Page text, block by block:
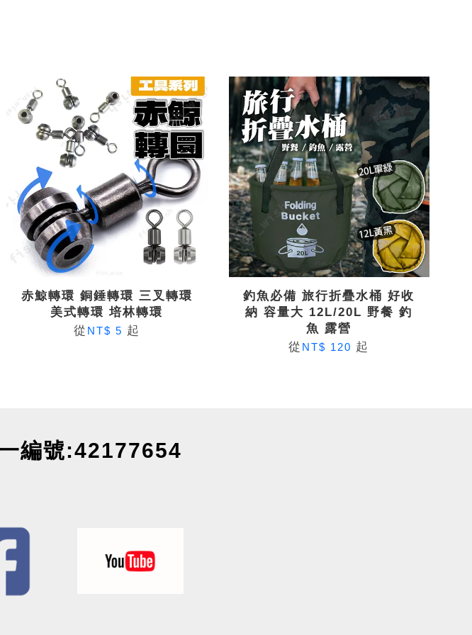
赤鯨轉環 銅錘轉環 三叉轉環
美式轉環 培林轉環
從 NT$ 5 起
釣魚必備 旅行折疊水桶 好收
納 容量大 12L/20L 野餐 釣
魚 露營
從 NT$ 120 起
編號:42177654